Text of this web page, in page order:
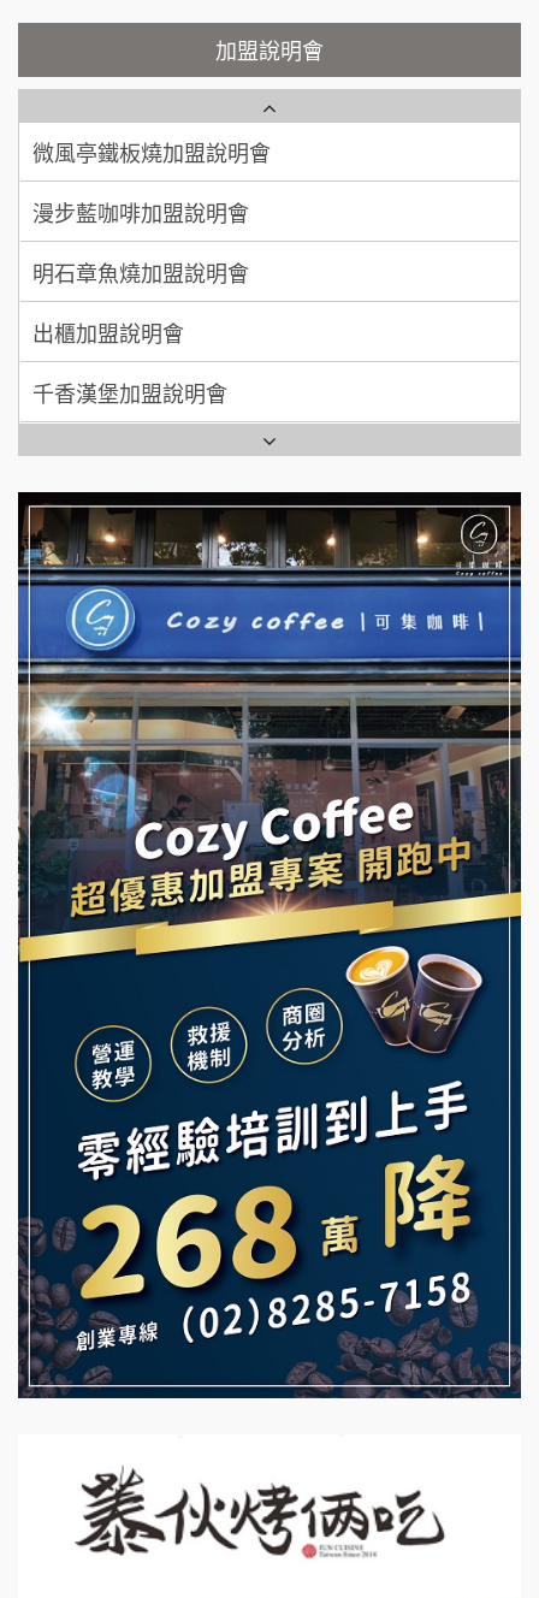
加盟預算 100萬 ~ 200萬
廖 先生/小姐
加盟預算 200萬~300萬
【曉妍美妝】誠徵行政櫃檯
自助洗衣店誠徵代洗收送人員(台中市)
MUSHEN徵SPA美容芳療師
日十。早午食加盟說明會
拾鑶火鍋加盟說明會
全家加盟說明會
台灣G湯加盟說明會
彭富貴加盟說明會
NU PASTA義大利麵加盟說明會
潮鍋癮加盟說明會
蓁伙烤倆吃加盟說明會
霏等茶加盟說明會
早安山丘加盟說明會
冰封仙果加盟說明會
Ramble Café 漫步藍咖啡加盟說明會
微風亭鐵板燒加盟說明會
鮮茶道加盟說明會
【曉妍美妝】誠徵行政櫃檯
自助洗衣店誠徵代洗收送人員(台中市)
MUSHEN徵SPA美容芳療師
日十。早午食加盟說明會
拾鑶火鍋加盟說明會
加盟說明會
微風亭鐵板燒加盟說明會
漫步藍咖啡加盟說明會
明石章魚燒加盟說明會
出櫃加盟說明會
千香漢堡加盟說明會
七盞茶加盟說明會
杜芳子古味茶鋪加盟說明會
優握握×酸奶大獅加盟說明會
冬城門加盟說明會
拾鑶火鍋加盟說明會
阿性情趣無人販售所加盟明會
龍涎居好湯加盟說明會
舒油頭加盟說明會
韓金量加盟說明會
義氣豐發雞加盟說明會
Mr.Wish加盟說明會
白鬍泡泡 BOHO POPO加盟說明會
雞咕雞咕加盟說明會
TEA TOP加盟說明會
珍好味臭臭鍋加盟說明會
藍象廷泰式火鍋加盟說明會
上宇林加盟說明會
莫尼早餐Morni加盟說明會